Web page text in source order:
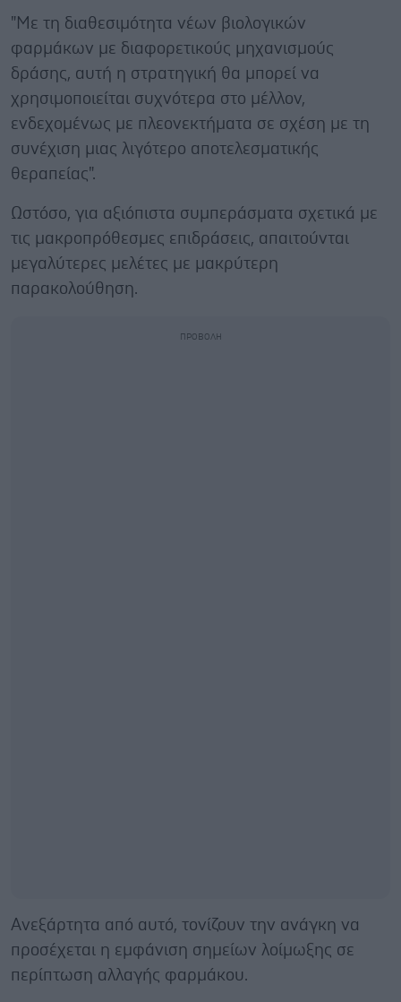
"Με τη διαθεσιμότητα νέων βιολογικών
φαρμάκων με διαφορετικούς μηχανισμούς
δράσης, αυτή η στρατηγική θα μπορεί να
χρησιμοποιείται συχνότερα στο μέλλον,
ενδεχομένως με πλεονεκτήματα σε σχέση με τη
συνέχιση μιας λιγότερο αποτελεσματικής
θεραπείας".
Ωστόσο, για αξιόπιστα συμπεράσματα σχετικά με
τις μακροπρόθεσμες επιδράσεις, απαιτούνται
μεγαλύτερες μελέτες με μακρύτερη
παρακολούθηση.
Ανεξάρτητα από αυτό, τονίζουν την ανάγκη να
προσέχεται η εμφάνιση σημείων λοίμωξης σε
περίπτωση αλλαγής φαρμάκου.